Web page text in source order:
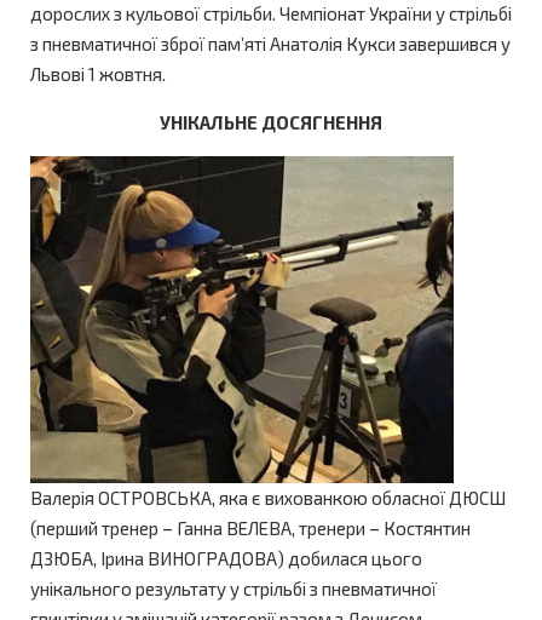
дорослих з кульової стрільби. Чемпіонат України у стрільбі
з пневматичної зброї пам’яті Анатолія Кукси завершився у
Львові 1 жовтня.
УНІКАЛЬНЕ ДОСЯГНЕННЯ
Валерія ОСТРОВСЬКА, яка є вихованкою обласної ДЮСШ
(перший тренер – Ганна ВЕЛЕВА, тренери – Костянтин
ДЗЮБА, Ірина ВИНОГРАДОВА) добилася цього
унікального результату у стрільбі з пневматичної